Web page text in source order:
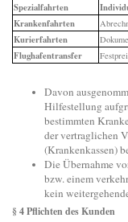
Spezialfahrten
Krankenfahrten
Kurierfahrten
Flughafentransfer
Davon
Hilfestellung
bestimmten
der vertraglichen
(Krankenkassen)
Die Übernahme
bzw. einem
kein
§ 4 Pflichten des Kunden